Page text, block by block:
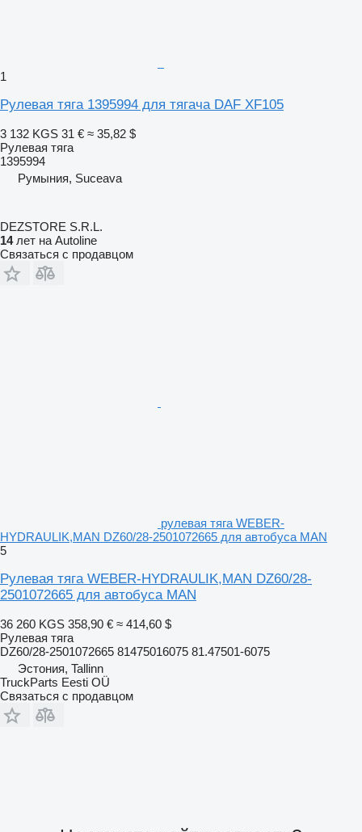
1
Рулевая тяга 1395994 для тягача DAF XF105
3 132 KGS 31 € ≈ 35,82 $
Рулевая тяга
1395994
Румыния, Suceava
DEZSTORE S.R.L.
14лет на Autoline
Связаться с продавцом
рулевая тяга WEBER-
HYDRAULIK,MAN DZ60/28-2501072665 для автобуса MAN
5
Рулевая тяга WEBER-HYDRAULIK,MAN DZ60/28-
2501072665 для автобуса MAN
36 260 KGS 358,90 € ≈ 414,60 $
Рулевая тяга
DZ60/28-2501072665 81475016075 81.47501-6075
Эстония, Tallinn
TruckParts Eesti OÜ
Связаться с продавцом